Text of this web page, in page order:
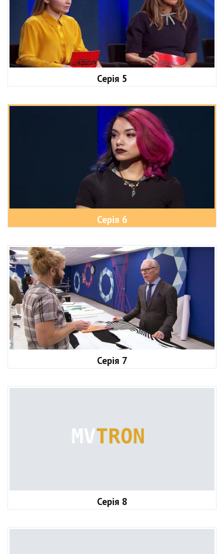
Серія 5
Серія 6
Серія 7
Серія 8